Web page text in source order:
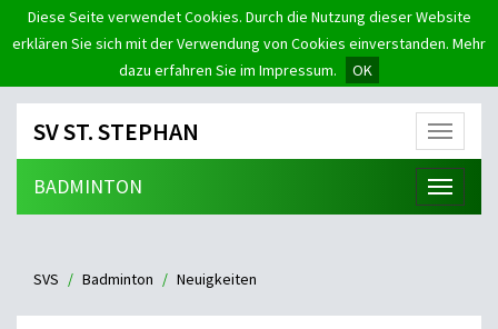
Diese Seite verwendet Cookies. Durch die Nutzung dieser Website
erklären Sie sich mit der Verwendung von Cookies einverstanden. Mehr
dazu erfahren Sie im Impressum.
OK
Menü
SV ST. STEPHAN
Menü
BADMINTON
SVS Badminton Neuigkeiten